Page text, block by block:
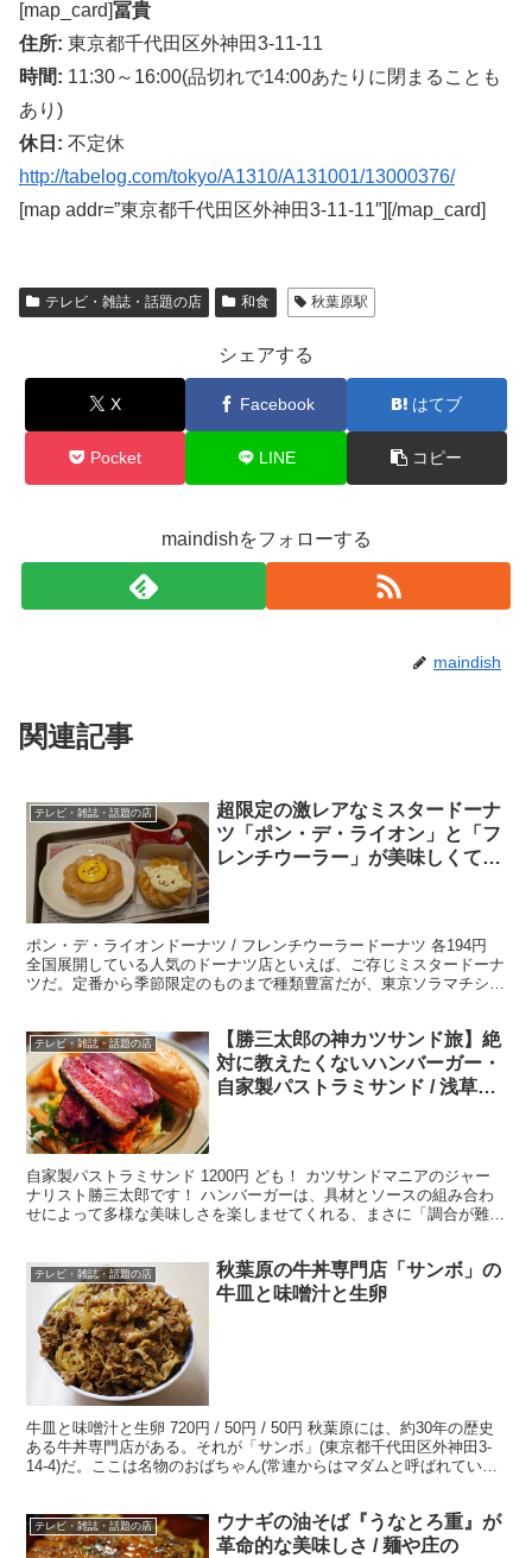
[map_card]冨貴
住所: 東京都千代田区外神田3-11-11
時間: 11:30～16:00(品切れで14:00あたりに閉まることも
あり)
休日: 不定休
http://tabelog.com/tokyo/A1310/A131001/13000376/
[map addr=”東京都千代田区外神田3-11-11″][/map_card]
テレビ・雑誌・話題の店 和食 秋葉原駅
シェアする
X Facebook はてブ
Pocket LINE コピー
maindishをフォローする
maindish
関連記事
テレビ・雑誌・話題の店
超限定の激レアなミスタードーナ
ツ「ポン・デ・ライオン」と「フ
レンチウーラー」が美味しくて可
ポン・デ・ライオンドーナツ / フレンチウーラードーナツ 各194円
全国展開している人気のドーナツ店といえば、ご存じミスタードーナ
ツだ。定番から季節限定のものまで種類豊富だが、東京ソラマチショ
テレビ・雑誌・話題の店
【勝三太郎の神カツサンド旅】絶
対に教えたくないハンバーガー・
自家製パストラミサンド / 浅草橋
自家製パストラミサンド 1200円 ども！ カツサンドマニアのジャー
ナリスト勝三太郎です！ ハンバーガーは、具材とソースの組み合わ
せによって多様な美味しさを楽しませてくれる、まさに「調合が難し
テレビ・雑誌・話題の店
秋葉原の牛丼専門店「サンボ」の
牛皿と味噌汁と生卵
牛皿と味噌汁と生卵 720円 / 50円 / 50円 秋葉原には、約30年の歴史
ある牛丼専門店がある。それが「サンボ」(東京都千代田区外神田3-
14-4)だ。ここは名物のおばちゃん(常連からはマダムと呼ばれている)
テレビ・雑誌・話題の店
ウナギの油そば『うなとろ重』が
革命的な美味しさ / 麺や庄の